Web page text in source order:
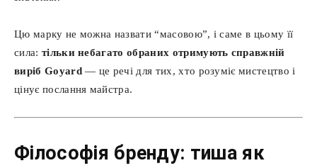
Цю марку не можна назвати “масовою”, і саме в цьому її
сила: тільки небагато обраних отримують справжній
виріб Goyard— це речі для тих, хто розуміє мистецтво і
цінує послання майстра.
Філософія бренду: тиша як